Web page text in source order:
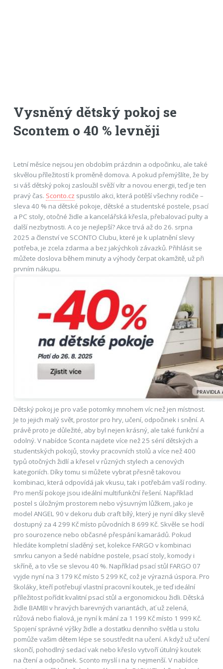
Vysněný dětský pokoj se
Scontem o 40 % levněji
Letní měsíce nejsou jen obdobím prázdnin a odpočinku, ale také
skvělou příležitostí k proměně domova. A pokud přemýšlíte, že by
si váš dětský pokoj zasloužil svěží vítr a novou energii, teď je ten
pravý čas. Sconto.cz spustilo akci, která potěší všechny rodiče –
sleva 40 % na dětské pokoje, dětské a studentské postele, psací
a PC stoly, otočné židle a kancelářská křesla, přebalovací pulty a
další nezbytnosti. A co je nejlepší? Akce trvá až do 26. srpna
2025 a členství ve SCONTO Clubu, které je k uplatnění slevy
potřeba, je zcela zdarma a bez jakýchkoli závazků. Přihlásit se
můžete doslova během minuty a výhody čerpat okamžitě, už při
prvním nákupu.
Dětský pokoj je pro vaše potomky mnohem víc než jen místnost.
Je to jejich malý svět, prostor pro hry, učení, odpočinek i snění. A
právě proto je důležité, aby byl nejen krásný, ale také funkční a
odolný. V nabídce Sconta najdete více než 25 sérií dětských a
studentských pokojů, stovky pracovních stolů a více než 400
typů otočných židlí a křesel v různých stylech a cenových
kategoriích. Díky tomu si můžete vybrat přesně takovou
kombinaci, která odpovídá jak vkusu, tak i potřebám vaší rodiny.
Pro menší pokoje jsou ideální multifunkční řešení. Například
postel s úložným prostorem nebo výsuvným lůžkem, jako je
model ANGEL 90 v dekoru dub craft bílý, který je nyní díky slevě
dostupný za 4 299 Kč místo původních 8 699 Kč. Skvěle se hodí
pro sourozence nebo občasné přespání kamarádů. Pokud
hledáte kompletní sladěný set, kolekce FARGO v kombinaci
smrku canyon a šedé nabídne postele, psací stoly, komody i
skříně, a to vše se slevou 40 %. Například psací stůl FARGO 07
vyjde nyní na 3 179 Kč místo 5 299 Kč, což je výrazná úspora. Pro
školáky, kteří potřebují vlastní pracovní koutek, je teď ideální
příležitost pořídit kvalitní psací stůl a ergonomickou židli. Dětská
židle BAMBI v hravých barevných variantách, ať už zelená,
růžová nebo fialová, je nyní k mání za 1 199 Kč místo 1 999 Kč.
Spojení správné výšky židle a dostatku denního světla u stolu
pomůže vašim dětem lépe se soustředit na učení. A když už učení
skončí, pohodlný sedací vak nebo křeslo vytvoří útulný koutek
na čtení a odpočinek. Sconto myslí i na ty nejmenší. V nabídce